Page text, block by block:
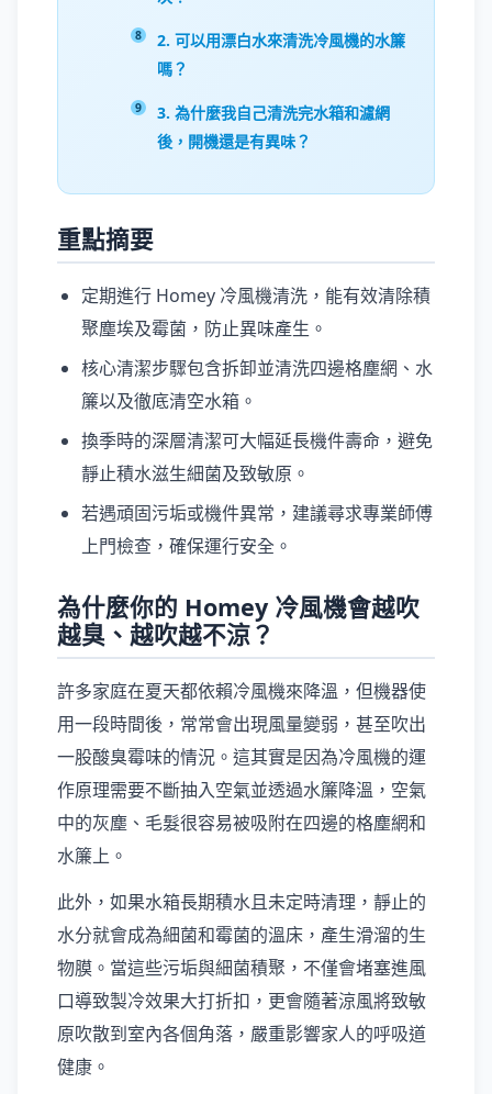
2. 可以用漂白水來清洗冷風機的水簾
嗎？
3. 為什麼我自己清洗完水箱和濾網
後，開機還是有異味？
重點摘要
定期進行 Homey 冷風機清洗，能有效清除積
聚塵埃及霉菌，防止異味產生。
核心清潔步驟包含拆卸並清洗四邊格塵網、水
簾以及徹底清空水箱。
換季時的深層清潔可大幅延長機件壽命，避免
靜止積水滋生細菌及致敏原。
若遇頑固污垢或機件異常，建議尋求專業師傅
上門檢查，確保運行安全。
為什麼你的 Homey 冷風機會越吹
越臭、越吹越不涼？
許多家庭在夏天都依賴冷風機來降溫，但機器使
用一段時間後，常常會出現風量變弱，甚至吹出
一股酸臭霉味的情況。這其實是因為冷風機的運
作原理需要不斷抽入空氣並透過水簾降溫，空氣
中的灰塵、毛髮很容易被吸附在四邊的格塵網和
水簾上。
此外，如果水箱長期積水且未定時清理，靜止的
水分就會成為細菌和霉菌的溫床，產生滑溜的生
物膜。當這些污垢與細菌積聚，不僅會堵塞進風
口導致製冷效果大打折扣，更會隨著涼風將致敏
原吹散到室內各個角落，嚴重影響家人的呼吸道
健康。